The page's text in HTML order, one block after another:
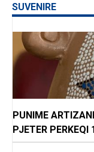
SUVENIRE
PUNIME
PJETER PERKEQI